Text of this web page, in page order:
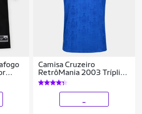
Camisa Cruzeiro
RetrôMania 2003 Tríplice
Coroa Masculina